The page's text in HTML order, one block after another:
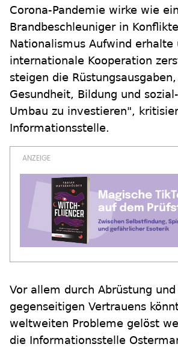
Corona-Pandemie wirke wie ein
Brandbeschleuniger in
Nationalismus Aufwind erhalte
internationale Kooperation
steigen die
Gesundheit, Bildung und
Umbau zu investieren",
Informationsstelle.
Vor allem durch Abrüstung
gegenseitigen Vertrauens
weltweiten Probleme gelöst
die Informationsstelle